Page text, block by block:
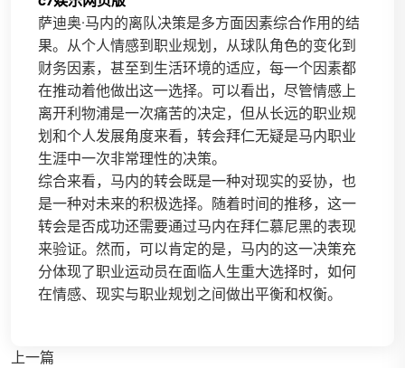
萨迪奥·马内的离队决策是多方面因素综合作用的结
果。从个人情感到职业规划，从球队角色的变化到
财务因素，甚至到生活环境的适应，每一个因素都
在推动着他做出这一选择。可以看出，尽管情感上
离开利物浦是一次痛苦的决定，但从长远的职业规
划和个人发展角度来看，转会拜仁无疑是马内职业
生涯中一次非常理性的决策。
综合来看，马内的转会既是一种对现实的妥协，也
是一种对未来的积极选择。随着时间的推移，这一
转会是否成功还需要通过马内在拜仁慕尼黑的表现
来验证。然而，可以肯定的是，马内的这一决策充
分体现了职业运动员在面临人生重大选择时，如何
在情感、现实与职业规划之间做出平衡和权衡。
上一篇